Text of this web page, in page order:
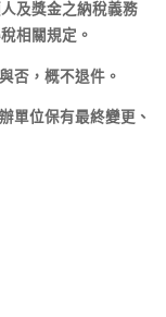
及獎金之納稅義務
相關規定。
否，概不退件。
單位保有最終變更、